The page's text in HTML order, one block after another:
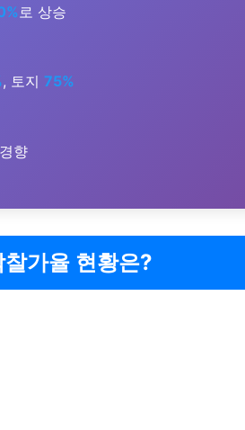
로 상승
, 토지 75%
향
가율 현황은?